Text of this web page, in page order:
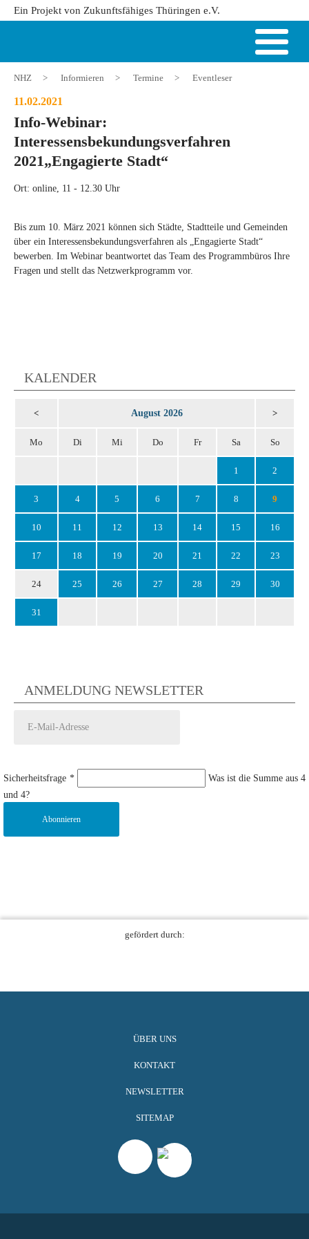
Ein Projekt von Zukunftsfähiges Thüringen e.V.
NHZ > Informieren > Termine > Eventleser
11.02.2021
Info-Webinar:
Interessensbekundungsverfahren
2021„Engagierte Stadt“
Ort: online, 11 - 12.30 Uhr
Bis zum 10. März 2021 können sich Städte, Stadtteile und Gemeinden
über ein Interessensbekundungsverfahren als „Engagierte Stadt“
bewerben. Im Webinar beantwortet das Team des Programmbüros Ihre
Fragen und stellt das Netzwerkprogramm vor.
KALENDER
< August 2026 >
Mo Di Mi Do Fr Sa So
1 2
3 4 5 6 7 8 9
10 11 12 13 14 15 16
17 18 19 20 21 22 23
24 25 26 27 28 29 30
31
ANMELDUNG NEWSLETTER
Sicherheitsfrage *
Was ist die Summe aus 4
und 4?
Abonnieren
gefördert durch:
ÜBER UNS
KONTAKT
NEWSLETTER
SITEMAP